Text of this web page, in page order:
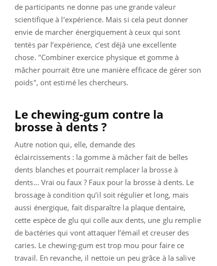
de participants ne donne pas une grande valeur
scientifique à l’expérience. Mais si cela peut donner
envie de marcher énergiquement à ceux qui sont
tentés par l’expérience, c’est déjà une excellente
chose. "Combiner exercice physique et gomme à
mâcher pourrait être une manière efficace de gérer son
poids", ont estimé les chercheurs.
Le chewing-gum contre la
brosse à dents ?
Autre notion qui, elle, demande des
éclaircissements : la gomme à mâcher fait de belles
dents blanches et pourrait remplacer la brosse à
dents… Vrai ou faux ? Faux pour la brosse à dents. Le
brossage à condition qu’il soit régulier et long, mais
aussi énergique, fait disparaître la plaque dentaire,
cette espèce de glu qui colle aux dents, une glu remplie
de bactéries qui vont attaquer l’émail et creuser des
caries. Le chewing-gum est trop mou pour faire ce
travail. En revanche, il nettoie un peu grâce à la salive